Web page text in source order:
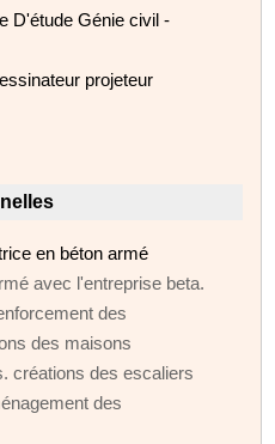
D'étude Génie civil -
projeteur
en béton armé
avec l'entreprise beta.
des
des maisons
créations des escaliers
des